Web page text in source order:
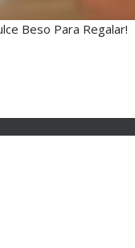
Beso Para Regalar!